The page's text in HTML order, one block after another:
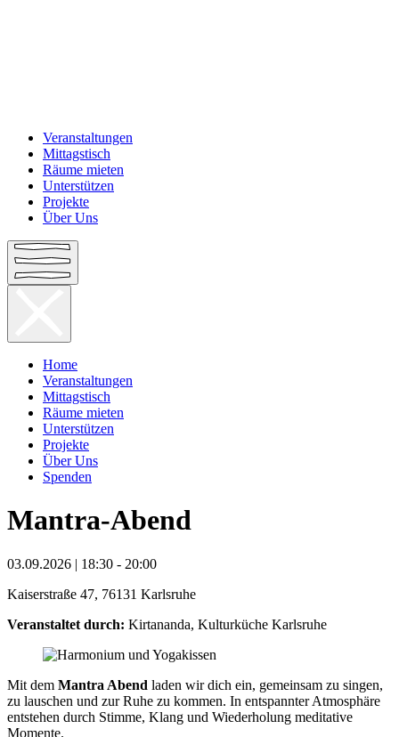
Veranstaltungen
Mittagstisch
Räume mieten
Unterstützen
Projekte
Über Uns
Home
Veranstaltungen
Mittagstisch
Räume mieten
Unterstützen
Projekte
Über Uns
Spenden
Mantra-Abend
03.09.2026 | 18:30 - 20:00
Kaiserstraße 47, 76131 Karlsruhe
Veranstaltet durch: Kirtananda, Kulturküche Karlsruhe
Mit dem Mantra Abend laden wir dich ein, gemeinsam zu singen,
zu lauschen und zur Ruhe zu kommen. In entspannter Atmosphäre
entstehen durch Stimme, Klang und Wiederholung meditative
Momente.